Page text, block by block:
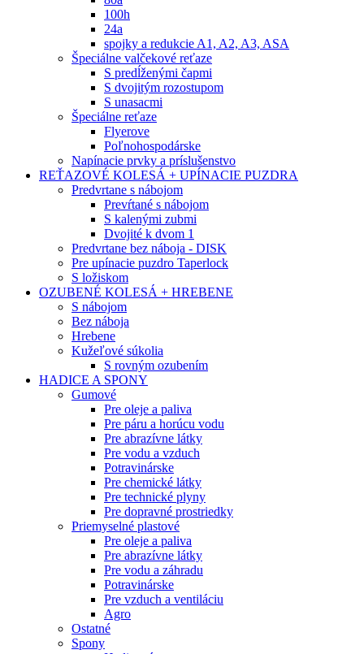
100h
24a
spojky a redukcie A1, A2, A3, ASA
Špeciálne valčekové reťaze
S predĺženými čapmi
S dvojitým rozostupom
S unasacmi
Špeciálne reťaze
Flyerove
Poľnohospodárske
Napínacie prvky a príslušenstvo
REŤAZOVÉ KOLESÁ + UPÍNACIE PUZDRA
Predvrtane s nábojom
Prevŕtané s nábojom
S kalenými zubmi
Dvojité k dvom 1
Predvrtane bez náboja - DISK
Pre upínacie puzdro Taperlock
S ložiskom
OZUBENÉ KOLESÁ + HREBENE
S nábojom
Bez náboja
Hrebene
Kužeľové súkolia
S rovným ozubením
HADICE A SPONY
Gumové
Pre oleje a paliva
Pre páru a horúcu vodu
Pre abrazívne látky
Pre vodu a vzduch
Potravinárske
Pre chemické látky
Pre technické plyny
Pre dopravné prostriedky
Priemyselné plastové
Pre oleje a paliva
Pre abrazívne látky
Pre vodu a záhradu
Potravinárske
Pre vzduch a ventiláciu
Agro
Ostatné
Spony